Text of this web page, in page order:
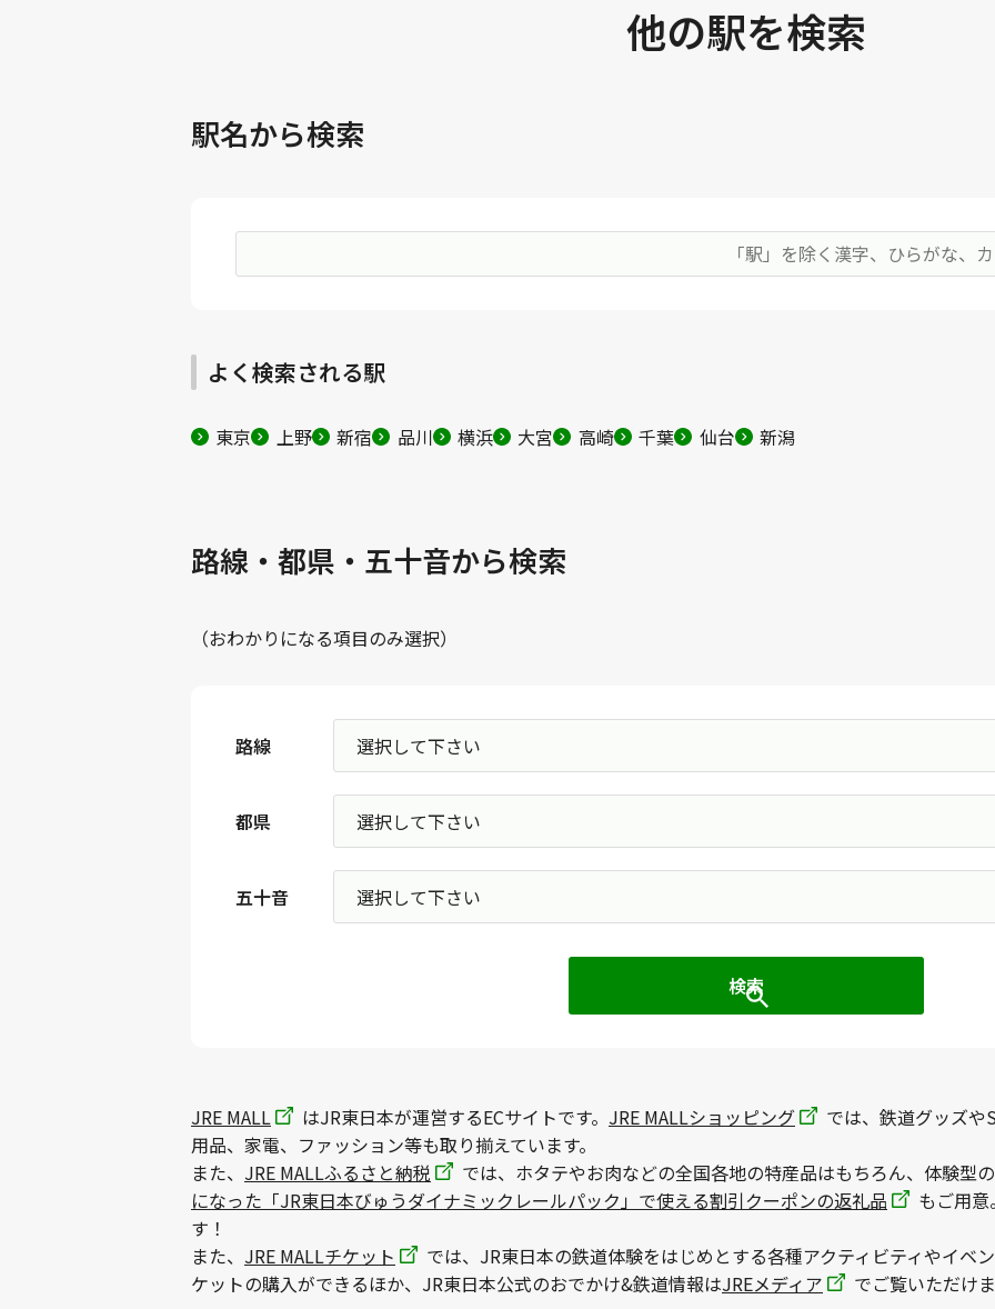
他の駅を検索
駅名から検索
よく検索される駅
東京 上野 新宿 品川 横浜 大宮 高崎 千葉 仙台 新潟
路線・都県・五十音から検索
（おわかりになる項目のみ選択）
路線
都県
五十音
JRE MALL はJR東日本が運営するECサイトです。 JRE MALLショッピング
では、鉄道グッズ
用品、家電、ファッション等も取り揃えています。
また、 JRE MALLふるさと納税
では、ホタテやお肉などの全国各地の特産品はもちろん、体験型
になった「JR東日本びゅうダイナミックレールパック」で使える割引クーポンの返礼品
もご用
す！
また、 JRE MALLチケット
では、JR東日本の鉄道体験をはじめとする各種アクティビティやイベ
ケットの購入ができるほか、JR東日本公式のおでかけ&鉄道情報はJREメディア でご覧いただけ